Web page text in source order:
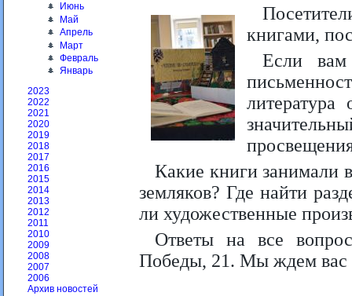
Июнь
Май
Апрель
Март
Февраль
Январь
2023
2022
2021
2020
2019
2018
2017
2016
2015
2014
2013
2012
2011
2010
2009
2008
2007
2006
Архив новостей
книгами,
Если вам
литература
Какие книги занимали
земляков? Где найти
ли художественные
Ответы на все
Победы, 21. Мы ждем вас